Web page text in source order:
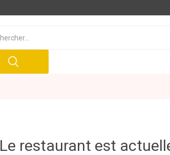
Le restaurant est